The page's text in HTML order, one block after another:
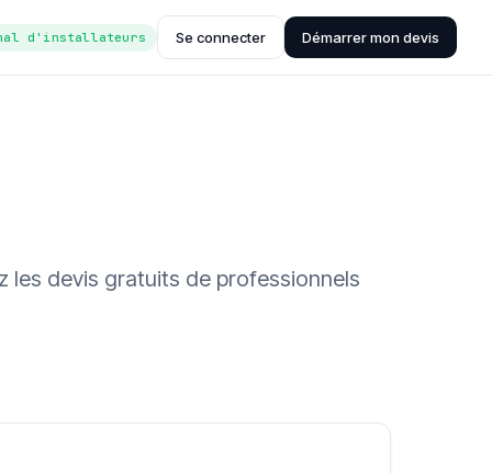
d'installateurs Se connecter Démarrer mon devis
les devis gratuits de professionnels